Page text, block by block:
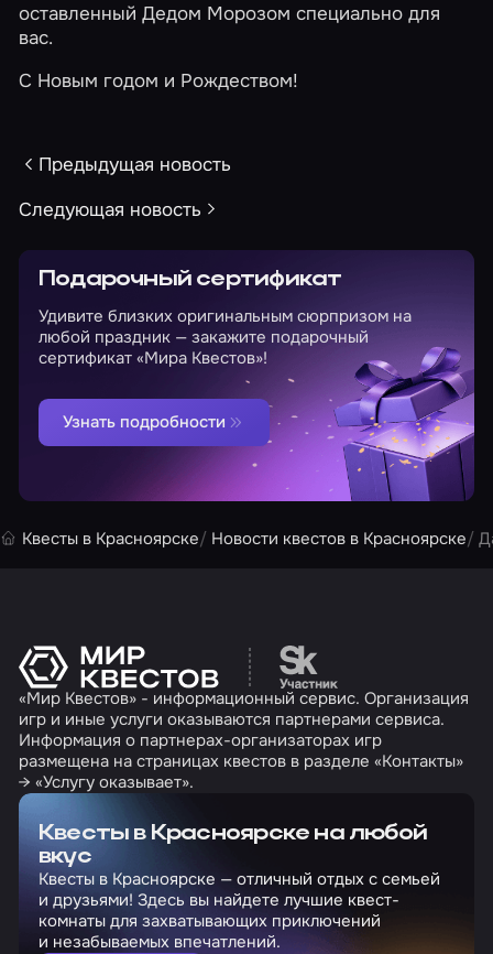
оставленный Дедом Морозом специально для
вас.
С Новым годом и Рождеством!
Предыдущая новость
Следующая новость
Подарочный сертификат
Удивите близких оригинальным сюрпризом на
любой праздник — закажите подарочный
сертификат «Мира Квестов»!
Узнать подробности
Квесты в Красноярске Новости квестов в Красноярске
Перейти на сайт
«Мир Квестов» - информационный сервис. Организация
игр и иные услуги оказываются партнерами сервиса.
Информация о партнерах-организаторах игр
размещена на страницах квестов в разделе «Контакты»
→ «Услугу оказывает».
Квесты в Красноярске на любой
вкус
Квесты в Красноярске — отличный отдых с семьей
и друзьями! Здесь вы найдете лучшие квест-
комнаты для захватывающих приключений
и незабываемых впечатлений.